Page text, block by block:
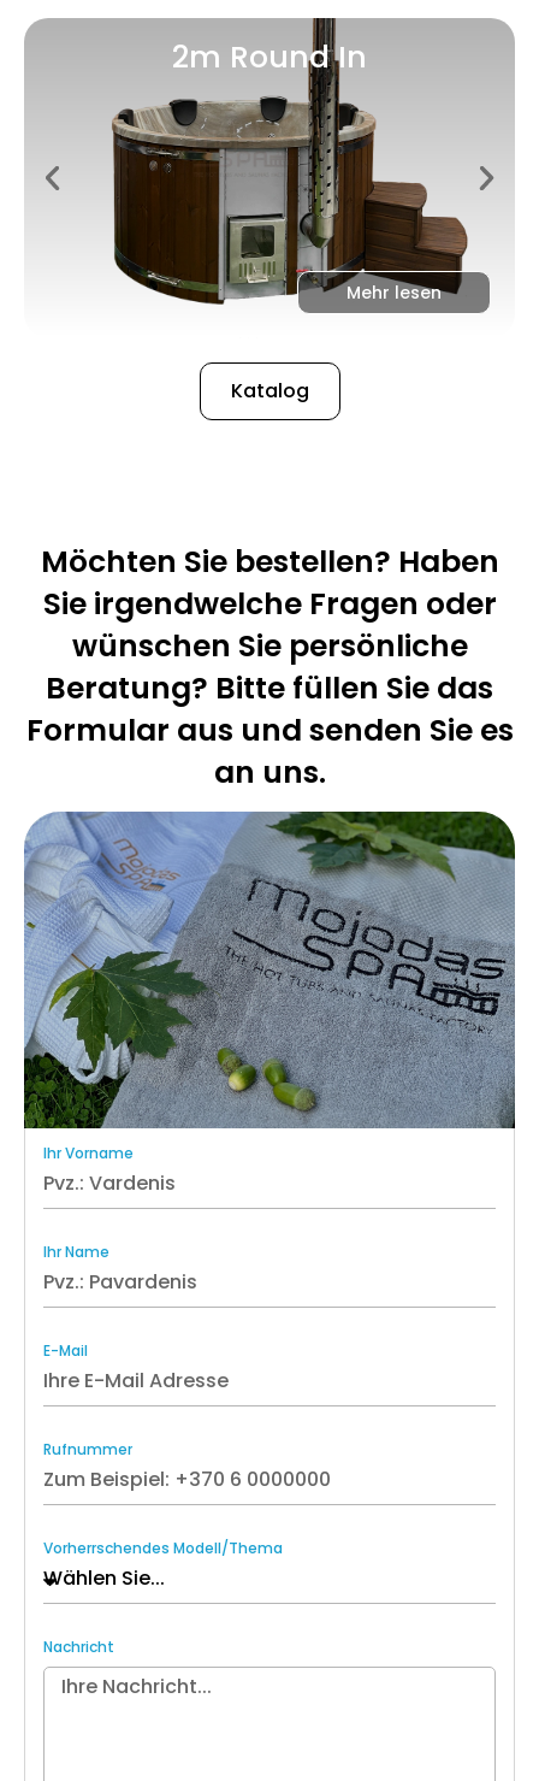
2m Round In
Mehr lesen
Katalog
Möchten Sie bestellen? Haben
Sie irgendwelche Fragen oder
wünschen Sie persönliche
Beratung? Bitte füllen Sie das
Formular aus und senden Sie es
an uns.
Ihr Vorname
Ihr Name
E-Mail
Rufnummer
Vorherrschendes Modell/Thema
Nachricht